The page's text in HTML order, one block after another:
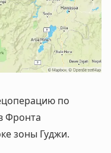
по
Фронта
зоны Гуджи.